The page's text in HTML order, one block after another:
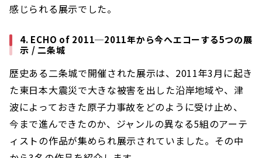
感じられる展示でした。
4. ECHO of 2011─2011年から今へエコーする5つの展
示 / 二条城
歴史ある二条城で開催された展示は、2011年3月に起き
た東日本大震災で大きな被害を出した沿岸地域や、津
波によっておきた原子力事故をどのように受け止め、
今まで進んできたのか、ジャンルの異なる5組のアーテ
ィストの作品が集められ展示されていました。その中